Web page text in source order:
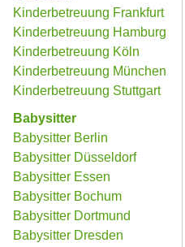
Kinderbetreuung Frankfurt
Kinderbetreuung Hamburg
Kinderbetreuung Köln
Kinderbetreuung München
Kinderbetreuung Stuttgart
Babysitter
Babysitter Berlin
Babysitter Düsseldorf
Babysitter Essen
Babysitter Bochum
Babysitter Dortmund
Babysitter Dresden